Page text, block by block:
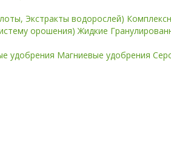
Экстракты водорослей)
орошения)Жидкие
удобрения Магниевые удобрения